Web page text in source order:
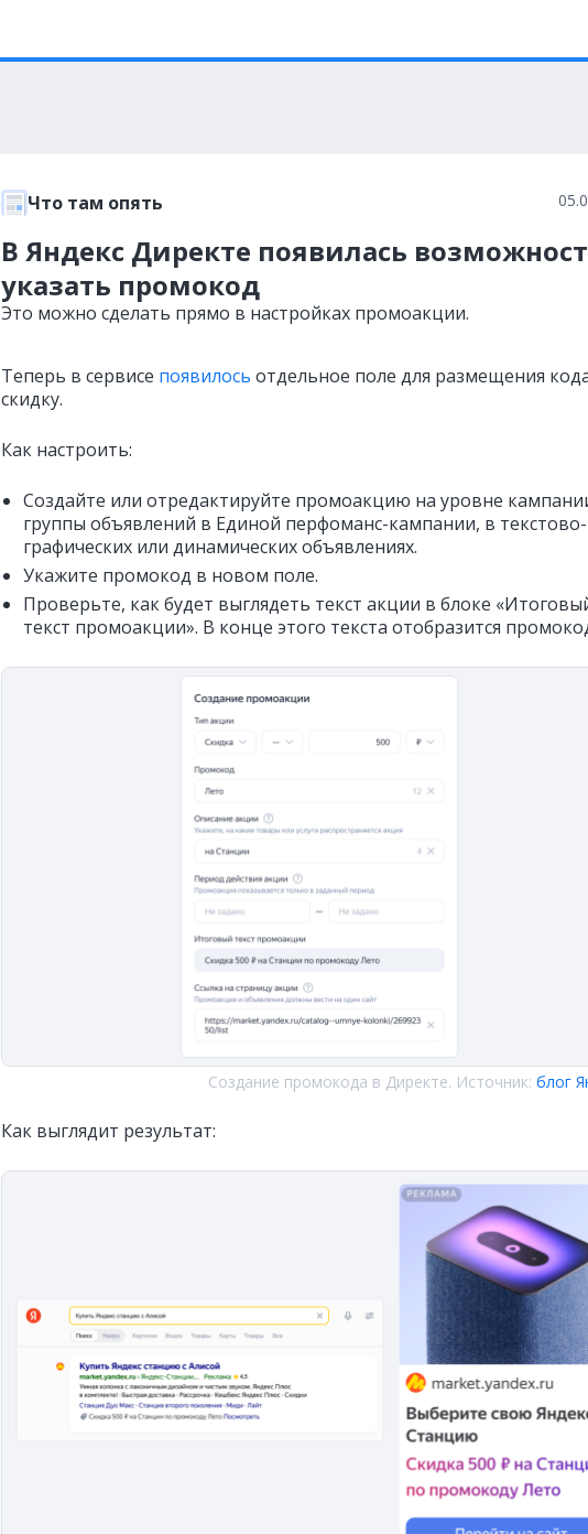
Что там опять
В Яндекс Директе появилась
указать промокод
Это можно сделать прямо в настройках промоакции.
Теперь в сервисе появилось отдельное поле для размещения
скидку.
Как настроить:
Создайте или отредактируйте промоакцию на уровне
группы объявлений в Единой перфоманс-кампании, в текстово-
графических или динамических объявлениях.
Укажите промокод в новом поле.
Проверьте, как будет выглядеть текст акции в блоке
текст промоакции». В конце этого текста отобразится
Создание промокода в Директе. Источник: блог
Как выглядит результат: